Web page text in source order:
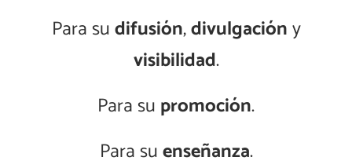
Para sudifusión,divulgacióny
visibilidad.
Para su promoción.
Para suenseñanza.